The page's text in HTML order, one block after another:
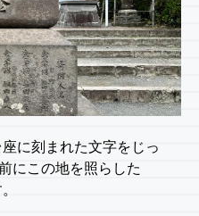
に刻まれた文字をじっ
にこの地を照らした